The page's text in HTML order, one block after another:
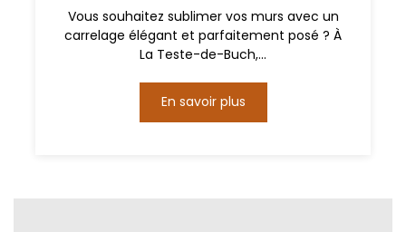
Vous souhaitez sublimer vos murs avec un
carrelage élégant et parfaitement posé ? À
La Teste-de-Buch,...
En savoir plus